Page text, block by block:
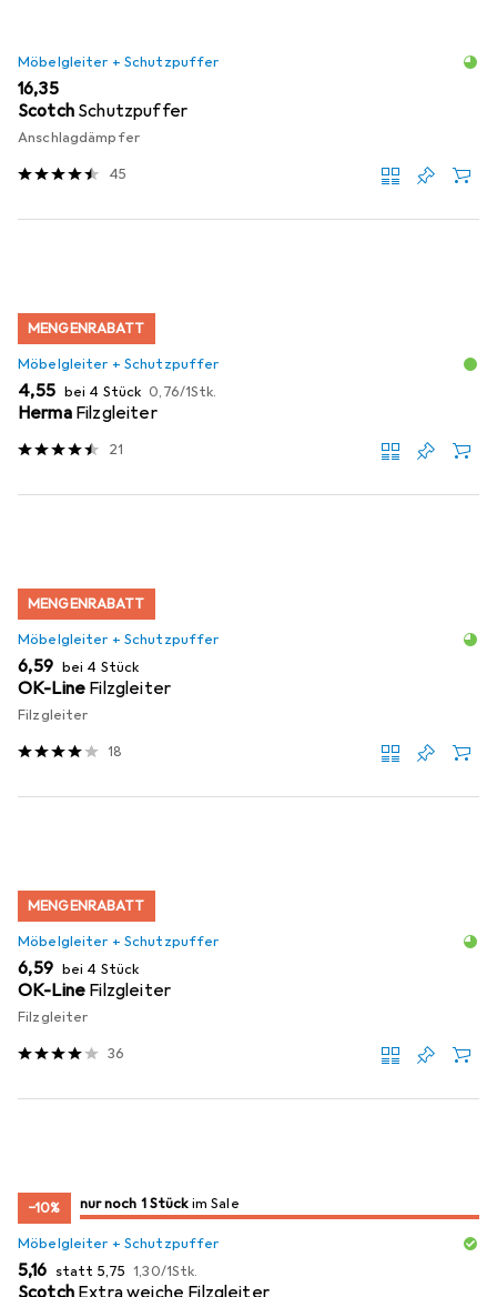
Möbelgleiter + Schutzpuffer
EUR
16,35
Scotch Schutzpuffer
Anschlagdämpfer
45
MENGENRABATT
Möbelgleiter + Schutzpuffer
EUR
4,55 bei 4 Stück EUR
0,76/1Stk.
Herma Filzgleiter
21
MENGENRABATT
Möbelgleiter + Schutzpuffer
EUR
6,59 bei 4 Stück
OK-Line Filzgleiter
Filzgleiter
18
MENGENRABATT
Möbelgleiter + Schutzpuffer
EUR
6,59 bei 4 Stück
OK-Line Filzgleiter
Filzgleiter
36
−10% noch 1 Stückim Sale
nur noch 1 Stück im Sale
Möbelgleiter + Schutzpuffer
EUR
5,16 statt EUR
5,75 EUR
1,30/1Stk.
Scotch Extra weiche Filzgleiter